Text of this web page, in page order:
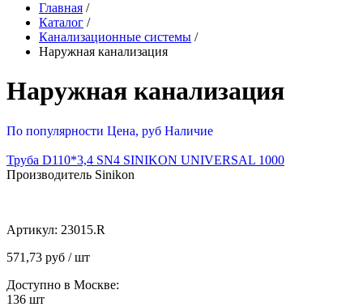
Главная /
Каталог /
Канализационные системы /
Наружная канализация
Наружная канализация
По популярности Цена, руб Наличие
Труба D110*3,4 SN4 SINIKON UNIVERSAL 1000
Производитель Sinikon
Артикул: 23015.R
571,73 руб / шт
Доступно в Москве:
136 шт